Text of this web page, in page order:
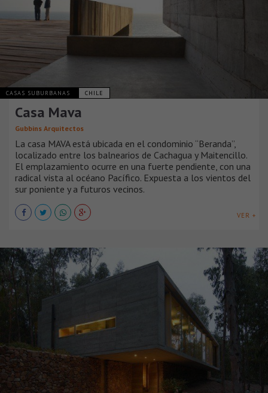
CASAS SUBURBANAS CHILE
Casa Mava
Gubbins Arquitectos
La casa MAVA está ubicada en el condominio “Beranda”,
localizado entre los balnearios de Cachagua y Maitencillo.
El emplazamiento ocurre en una fuerte pendiente, con una
radical vista al océano Pacífico. Expuesta a los vientos del
sur poniente y a futuros vecinos.
VER +